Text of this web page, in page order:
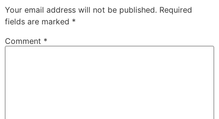
Your email address will not be published. Required
fields are marked *
Comment *